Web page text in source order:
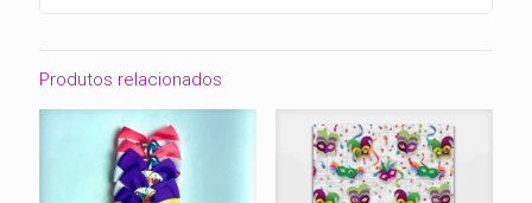
Produtos relacionados